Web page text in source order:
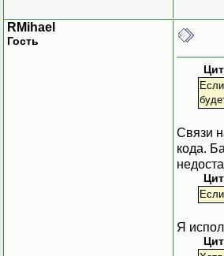
RMihael
Гость
Связи
кода.
Я